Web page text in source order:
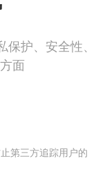
护、安全性、
面
第三方追踪用户的